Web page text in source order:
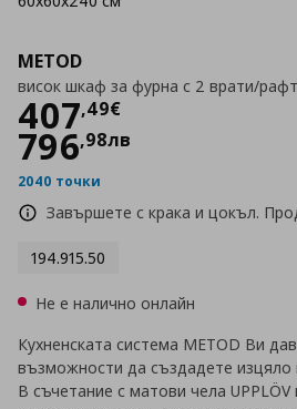
METOD
висок шкаф за фурна с 2 врати/рафт
407,49€
Цена407,49 €
796,98лв
2040 точки
Завършете с крака и цокъл.
194.915.50
Не е налично онлайн
Кухненската система METOD Ви
възможности да създадете изцяло
В съчетание с матови чела